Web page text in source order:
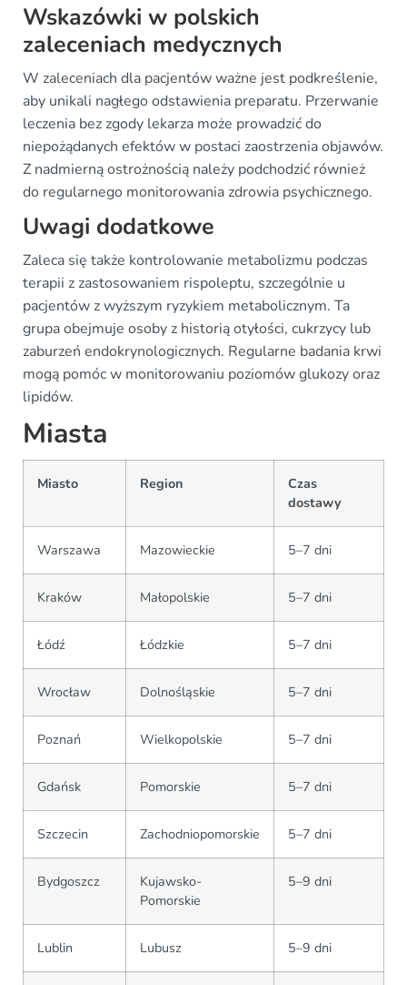
Wskazówki w polskich
zaleceniach medycznych
W zaleceniach dla pacjentów ważne jest podkreślenie,
aby unikali nagłego odstawienia preparatu. Przerwanie
leczenia bez zgody lekarza może prowadzić do
niepożądanych efektów w postaci zaostrzenia objawów.
Z nadmierną ostrożnością należy podchodzić również
do regularnego monitorowania zdrowia psychicznego.
Uwagi dodatkowe
Zaleca się także kontrolowanie metabolizmu podczas
terapii z zastosowaniem rispoleptu, szczególnie u
pacjentów z wyższym ryzykiem metabolicznym. Ta
grupa obejmuje osoby z historią otyłości, cukrzycy lub
zaburzeń endokrynologicznych. Regularne badania krwi
mogą pomóc w monitorowaniu poziomów glukozy oraz
lipidów.
Miasta
Miasto Region
Czas
dostawy
Warszawa Mazowieckie 5–7 dni
Kraków Małopolskie 5–7 dni
Łódź Łódzkie 5–7 dni
Wrocław Dolnośląskie 5–7 dni
Poznań Wielkopolskie 5–7 dni
Gdańsk Pomorskie 5–7 dni
Szczecin Zachodniopomorskie 5–7 dni
Bydgoszcz
Kujawsko-
Pomorskie
5–9 dni
Lublin Lubusz 5–9 dni